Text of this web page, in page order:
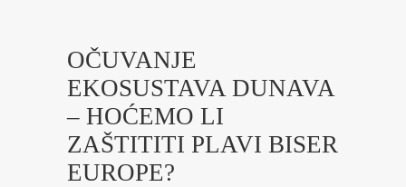
OČUVANJE
EKOSUSTAVA DUNAVA
– HOĆEMO LI
ZAŠTITITI PLAVI BISER
EUROPE?